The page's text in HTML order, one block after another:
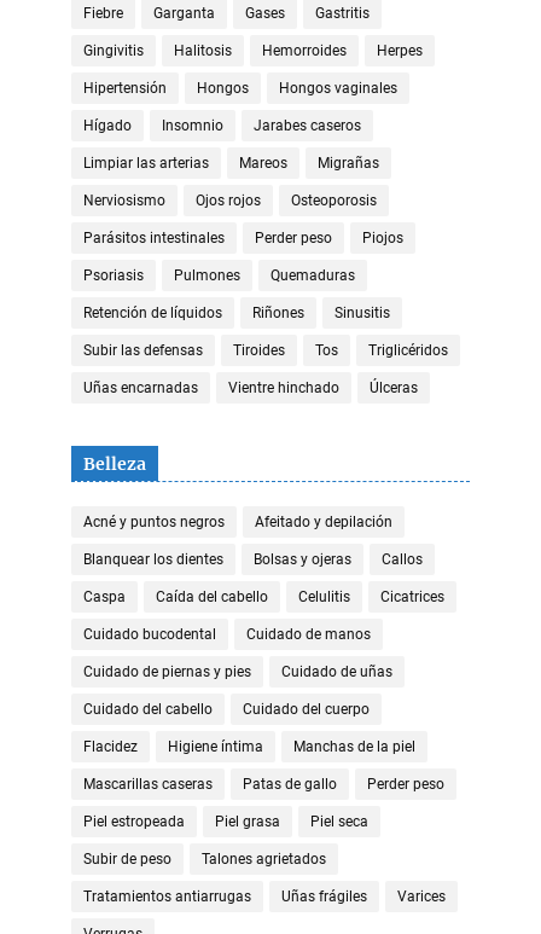
Fiebre Garganta Gases Gastritis
Gingivitis Halitosis Hemorroides Herpes
Hipertensión Hongos Hongos vaginales
Hígado Insomnio Jarabes caseros
Limpiar las arterias Mareos Migrañas
Nerviosismo Ojos rojos Osteoporosis
Parásitos intestinales Perder peso Piojos
Psoriasis Pulmones Quemaduras
Retención de líquidos Riñones Sinusitis
Subir las defensas Tiroides Tos Triglicéridos
Uñas encarnadas Vientre hinchado Úlceras
Belleza
Acné y puntos negros Afeitado y depilación
Blanquear los dientes Bolsas y ojeras Callos
Caspa Caída del cabello Celulitis Cicatrices
Cuidado bucodental Cuidado de manos
Cuidado de piernas y pies Cuidado de uñas
Cuidado del cabello Cuidado del cuerpo
Flacidez Higiene íntima Manchas de la piel
Mascarillas caseras Patas de gallo Perder peso
Piel estropeada Piel grasa Piel seca
Subir de peso Talones agrietados
Tratamientos antiarrugas Uñas frágiles Varices